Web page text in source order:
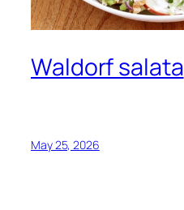
Waldorf salata
May 25, 2026